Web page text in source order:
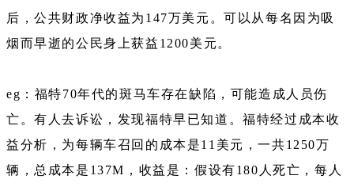
后，公共财政净收益为147万美元。可以从每名因为吸
烟而早逝的公民身上获益1200美元。
eg：福特70年代的斑马车存在缺陷，可能造成人员伤
亡。有人去诉讼，发现福特早已知道。福特经过成本收
益分析，为每辆车召回的成本是11美元，一共1250万
辆，总成本是137M，收益是：假设有180人死亡，每人